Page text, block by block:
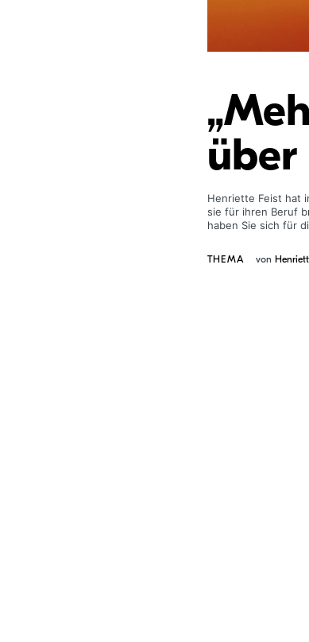
über
Henriette Feist hat
sie für ihren Beruf
haben Sie sich für
THEMA von